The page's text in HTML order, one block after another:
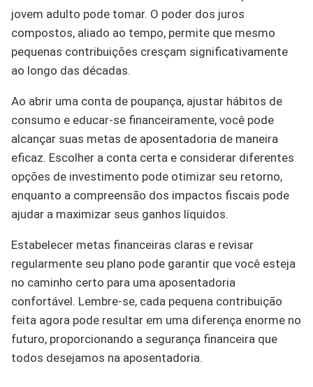
jovem adulto pode tomar. O poder dos juros
compostos, aliado ao tempo, permite que mesmo
pequenas contribuições cresçam significativamente
ao longo das décadas.
Ao abrir uma conta de poupança, ajustar hábitos de
consumo e educar-se financeiramente, você pode
alcançar suas metas de aposentadoria de maneira
eficaz. Escolher a conta certa e considerar diferentes
opções de investimento pode otimizar seu retorno,
enquanto a compreensão dos impactos fiscais pode
ajudar a maximizar seus ganhos líquidos.
Estabelecer metas financeiras claras e revisar
regularmente seu plano pode garantir que você esteja
no caminho certo para uma aposentadoria
confortável. Lembre-se, cada pequena contribuição
feita agora pode resultar em uma diferença enorme no
futuro, proporcionando a segurança financeira que
todos desejamos na aposentadoria.